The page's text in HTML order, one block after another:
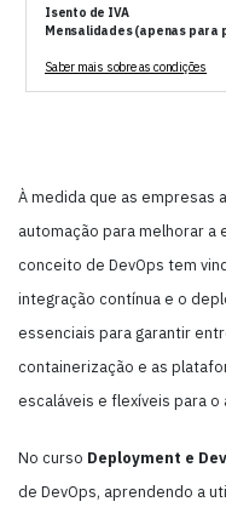
À medida que as empresas
automação para melhorar
conceito de DevOps tem
integração contínua e o
essenciais para garantir
containerização e as
escaláveis e flexíveis para
No curso Deployment e
de DevOps, aprendendo a
Isento de IVA
Mensalidades (apenas para
Saber mais sobre as condições